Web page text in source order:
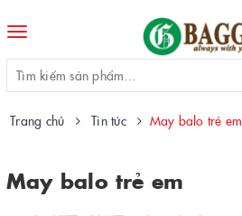
Toggle
Trang chủ Tin tức May balo trẻ em
May balo trẻ em